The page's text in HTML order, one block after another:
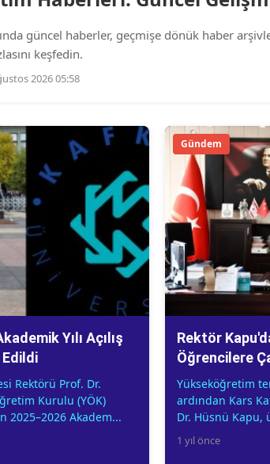
güncel haberler, geçmişe dönük haber
keşfedin.
2026 05:58
Yılı Açılış
Rektörü Prof. Dr.
Kurulu (YÖK)
2025–2026 Akadem...
Gündem
Rektör
Öğrencilere
Yükseköğretim
ardından Kars
Dr. Hüsnü Kapu,
1 yıl önce